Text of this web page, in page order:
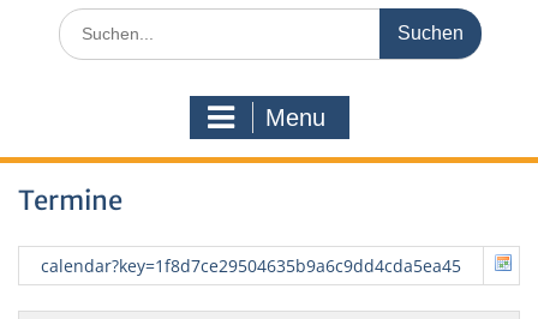
Search
for:
Menu
Termine
calendar?key=1f8d7ce29504635b9a6c9dd4cda5ea45